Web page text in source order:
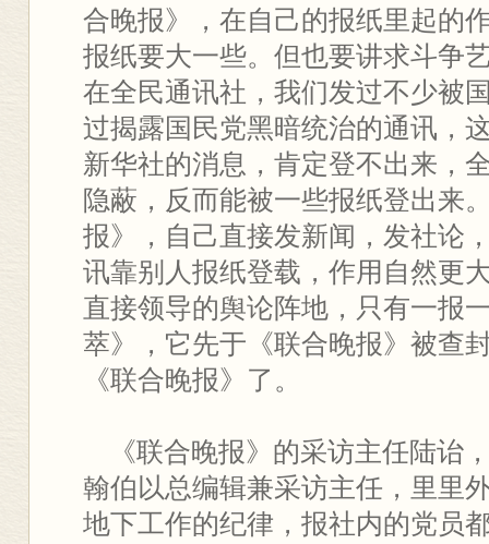
合晚报》，在自己的报纸里起的
报纸要大一些。但也要讲求斗争
在全民通讯社，我们发过不少被
过揭露国民党黑暗统治的通讯，
新华社的消息，肯定登不出来，
隐蔽，反而能被一些报纸登出来
报》，自己直接发新闻，发社论
讯靠别人报纸登载，作用自然更
直接领导的舆论阵地，只有一报
萃》，它先于《联合晚报》被查
《联合晚报》了。
《联合晚报》的采访主任陆诒
翰伯以总编辑兼采访主任，里里
地下工作的纪律，报社内的党员